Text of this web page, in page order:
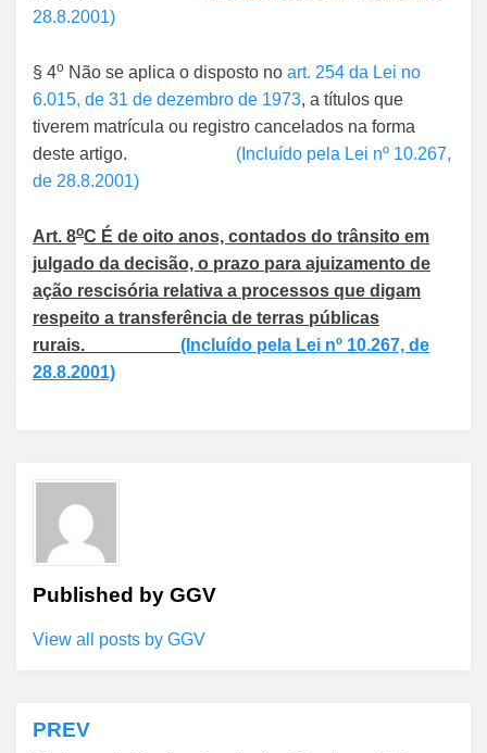
28.8.2001)
§ 4o Não se aplica o disposto no art. 254 da Lei no
6.015, de 31 de dezembro de 1973, a títulos que
tiverem matrícula ou registro cancelados na forma
deste artigo. (Incluído pela Lei nº 10.267,
de 28.8.2001)
Art. 8oC É de oito anos, contados do trânsito em
julgado da decisão, o prazo para ajuizamento de
ação rescisória relativa a processos que digam
respeito a transferência de terras públicas
rurais. (Incluído pela Lei nº 10.267, de
28.8.2001)
Published by GGV
View all posts by GGV
Navegação
PREV